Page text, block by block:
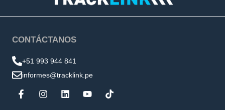
CONTÁCTANOS
+51 993 944 841
informes@tracklink.pe